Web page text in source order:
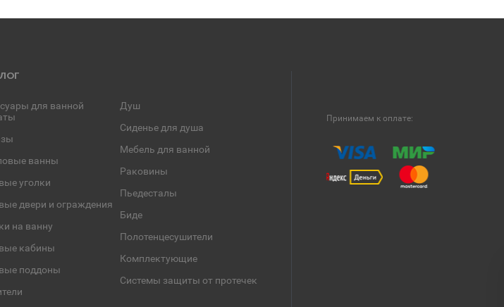
для ванной
ванны
уголки
двери и ограждения
на ванну
кабины
поддоны
Душ
Сиденье для душа
Мебель для ванной
Раковины
Пьедесталы
Биде
Полотенцесушители
Комплектующие
Системы защиты от протечек
Принимаем к оплате: